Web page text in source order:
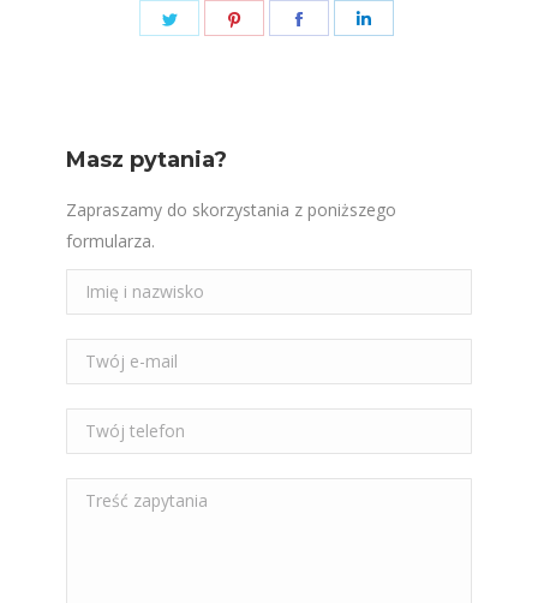
Share
Share
Share
Masz pytania?
Zapraszamy do skorzystania z poniższego
formularza.